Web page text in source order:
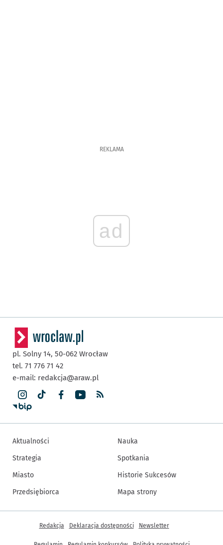
REKLAMA
ad
pl. Solny 14, 50-062 Wrocław
tel. 71 776 71 42
e-mail: redakcja@araw.pl
Aktualności
Strategia
Miasto
Przedsiębiorca
Nauka
Spotkania
Historie Sukcesów
Mapa strony
Inne informacje
Redakcja Deklaracja dostępności Newsletter